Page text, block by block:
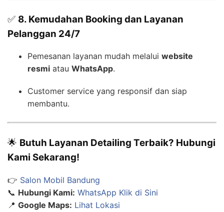
✅ 8. Kemudahan Booking dan Layanan
Pelanggan 24/7
Pemesanan layanan mudah melalui website
resmi atau WhatsApp.
Customer service yang responsif dan siap
membantu.
🌟 Butuh Layanan Detailing Terbaik? Hubungi
Kami Sekarang!
👉 Salon Mobil Bandung
📞 Hubungi Kami: WhatsApp Klik di Sini
📍 Google Maps: Lihat Lokasi